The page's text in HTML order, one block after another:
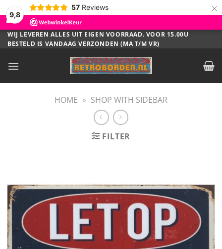
9,8
57 Reviews ×
Ga
naar
WIJ LEVEREN ALLES UIT EIGEN VOORRAAD. VOOR 15.00U
BESTELD IS VANDAAG VERZONDEN (MA T/M VR)
HOME » SHOP WITH SIDEBAR
FILTER